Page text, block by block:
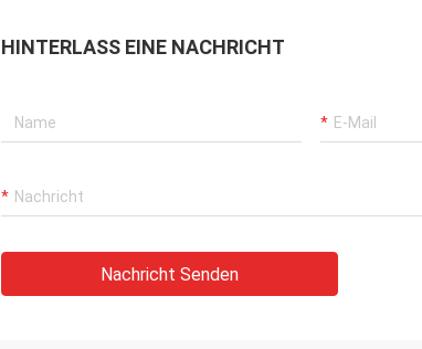
HINTERLASS EINE NACHRICHT
Nachricht Senden